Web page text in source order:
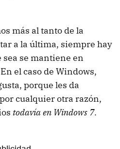
más al tanto de la
a la última, siempre hay
se mantiene en
el caso de Windows,
porque les da
cualquier otra razón,
todavía en Windows 7.